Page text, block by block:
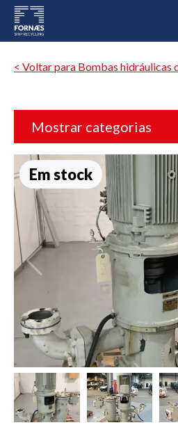
< Voltar para Bombas hidráulicas
Mostrar categorias
Em stock